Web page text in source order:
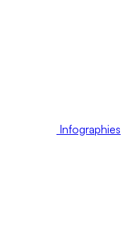
Infographies